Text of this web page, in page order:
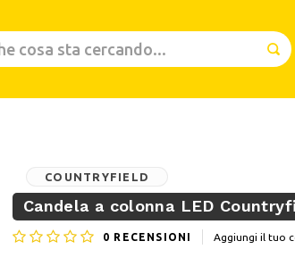
COUNTRYFIELD
Candela a colonna LED
0 RECENSIONI Aggiungi il tuo